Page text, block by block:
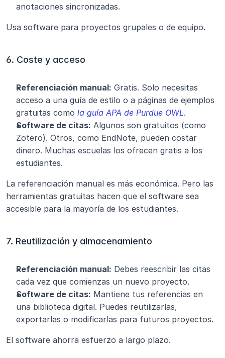
anotaciones sincronizadas.
Usa software para proyectos grupales o de equipo.
6. Coste y acceso
Referenciación manual: Gratis. Solo necesitas
acceso a una guía de estilo o a páginas de ejemplos
gratuitas como la guía APA de Purdue OWL.
Software de citas: Algunos son gratuitos (como
Zotero). Otros, como EndNote, pueden costar
dinero. Muchas escuelas los ofrecen gratis a los
estudiantes.
La referenciación manual es más económica. Pero las
herramientas gratuitas hacen que el software sea
accesible para la mayoría de los estudiantes.
7. Reutilización y almacenamiento
Referenciación manual: Debes reescribir las citas
cada vez que comienzas un nuevo proyecto.
Software de citas: Mantiene tus referencias en
una biblioteca digital. Puedes reutilizarlas,
exportarlas o modificarlas para futuros proyectos.
El software ahorra esfuerzo a largo plazo.